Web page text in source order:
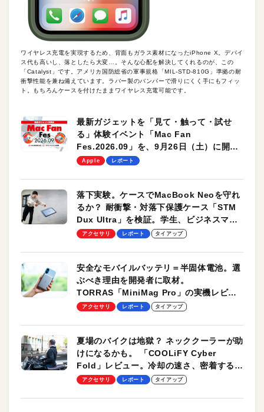
ワイヤレス充電を実現するため、背面もガラス素材になったiPhone X。デバイ
ス代も高いし、落としたら大変…。そんな心配を解決してくれるのが、この
「Catalyst」です。アメリカ国防総省の軍事規格「MIL-STD-810G」準拠の耐
衝撃性能を兼ね備えています。ラバー製のバンパーで滑りにくく手にもフィッ
ト。もちろんケースを付けたままワイヤレス充電可能です。
最新ガジェットを「見て・触って・試せ
る」体験イベント「Mac Fan
Fes.2026.09」を、9月26日（土）に開催
します！
Apple レポート
落下実験。ケースでMacBook Neoを守れ
るか？ 耐衝撃・対落下保護ケース「STM
Dux Ultra」を検証。学生、ビジネスマン
のモバイルユースに最適！
アクセサリ レポート タイアップ
安全なモバイルバッテリ＝半固体電池。選
ぶべき理由を開発者に取材。
TORRAS「MiniMag Pro」の実機レビュ
ーも
アクセサリ レポート タイアップ
夏場のバイクは地獄？ ネッククーラーが助
けになるかも。 「COOLiFY Cyber
Fold」レビュー。冷却の速さ、密着する冷
却プレート、シンプルな操作性がグッド！
アクセサリ レポート タイアップ